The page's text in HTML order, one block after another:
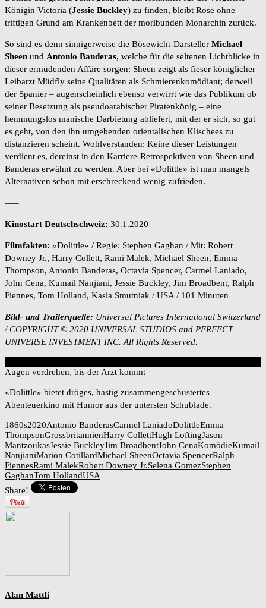
Königin Victoria (Jessie Buckley) zu finden, bleibt Rose ohne
triftigen Grund am Krankenbett der moribunden Monarchin zurück.
So sind es denn sinnigerweise die Bösewicht-Darsteller Michael
Sheen und Antonio Banderas, welche für die seltenen Lichtblicke in
dieser ermüdenden Affäre sorgen: Sheen zeigt als fieser königlicher
Leibarzt Müdfly seine Qualitäten als Schmierenkomödiant; derweil
der Spanier – augenscheinlich ebenso verwirrt wie das Publikum ob
seiner Besetzung als pseudoarabischer Piratenkönig – eine
hemmungslos manische Darbietung abliefert, mit der er sich, so gut
es geht, von den ihn umgebenden orientalischen Klischees zu
distanzieren scheint. Wohlverstanden: Keine dieser Leistungen
verdient es, dereinst in den Karriere-Retrospektiven von Sheen und
Banderas erwähnt zu werden. Aber bei «Dolittle» ist man mangels
Alternativen schon mit erschreckend wenig zufrieden.
–––
Kinostart Deutschschweiz: 30.1.2020
Filmfakten: «Dolittle» / Regie: Stephen Gaghan / Mit: Robert
Downey Jr., Harry Collett, Rami Malek, Michael Sheen, Emma
Thompson, Antonio Banderas, Octavia Spencer, Carmel Laniado,
John Cena, Kumail Nanjiani, Jessie Buckley, Jim Broadbent, Ralph
Fiennes, Tom Holland, Kasia Smutniak / USA / 101 Minuten
Bild- und Trailerquelle: Universal Pictures International Switzerland
/ COPYRIGHT © 2020 UNIVERSAL STUDIOS and PERFECT
UNIVERSE INVESTMENT INC. All Rights Reserved.
Augen verdrehen, bis der Arzt kommt
«Dolittle» bietet dröges, hastig zusammengeschustertes
Abenteuerkino mit Humor aus der untersten Schublade.
1860s2020Antonio BanderasCarmel LaniadoDolittleEmma
ThompsonGrossbritannienHarry CollettHugh LoftingJason
MantzoukasJessie BuckleyJim BroadbentJohn CenaKomödieKumail
NanjianiMarion CotillardMichael SheenOctavia SpencerRalph
FiennesRami MalekRobert Downey Jr.Selena GomezStephen
GaghanTom HollandUSA
Share!
Alan Mattli